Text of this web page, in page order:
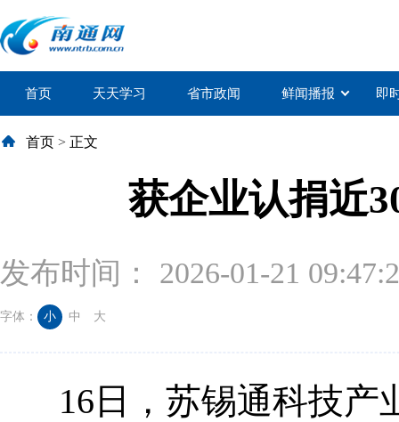
首页 天天学习 省市政闻 鲜闻播报 即
首页 > 正文
获企业认捐近
发布时间： 2026-01-21
字体： 小 中 大
16日，苏锡通科技